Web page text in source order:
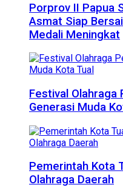
Porprov II Papua
Asmat Siap
Medali Meningkat
Festival Olahraga
Generasi Muda
Pemerintah Kota
Olahraga Daerah